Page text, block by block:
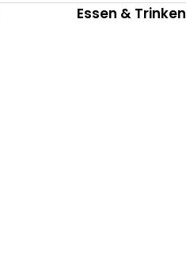
Essen & Trinken